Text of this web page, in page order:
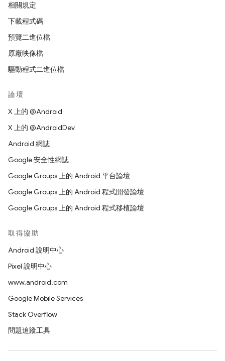
相關規定
下載程式碼
預覽二進位檔
原廠映像檔
驅動程式二進位檔
論壇
X 上的 @Android
X 上的 @AndroidDev
Android 網誌
Google 安全性網誌
Google Groups 上的 Android 平台論壇
Google Groups 上的 Android 程式開發論壇
Google Groups 上的 Android 程式移植論壇
取得協助
Android 說明中心
Pixel 說明中心
www.android.com
Google Mobile Services
Stack Overflow
問題追蹤工具